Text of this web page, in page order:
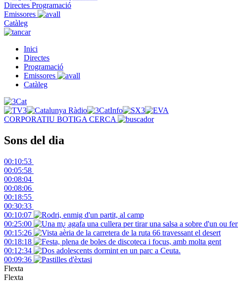
Directes Programació
Emissores
Catàleg
Inici
Directes
Programació
Emissores
Catàleg
CORPORATIU BOTIGA CERCA
Sons del dia
00:10:53
00:05:58
00:08:04
00:08:06
00:18:55
00:30:33
00:10:07
00:25:00
00:15:26
00:18:18
00:12:34
00:09:36
Flexta
Flexta